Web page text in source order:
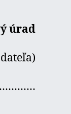
úrad
…………